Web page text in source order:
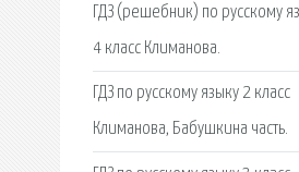
ГДЗ (решебник) по русскому
4 класс Климанова.
ГДЗ по русскому языку 2 класс
Климанова, Бабушкина часть.